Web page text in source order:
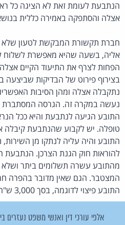
הנתבעת לעומת זאת לא הציגה כל
אצלה והסתפקה באמירה כללית
חברת תקשורת המבקשת לטעון
אליה, בשעה שהיא מאפשרת לשלוח
הפחות לצרף את התיעוד הקיים
בצירוף פירוט של הבדיקות
נתקבלה אצלה ומהן הסיבות
נעשה במקרה זה. הגרסה
התובע הגיעה לנתבעת והיא ככל
טופלה. יש לקבוע שהנתבעת
להוראות חוק הגנת הצרכן. הנתבעת
מהתובע עשרה תשלומים ביתר ושלא
המצטבר. הגם שאין מדובר בהפרה
התובע פיצוי לדוגמה, בסך 3,000 ש"ח.
אלפי עורכי דין ואנשי משפט נעזרים